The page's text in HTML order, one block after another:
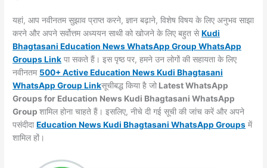
यहां, आप नवीनतम सुझाव प्राप्त करने, ज्ञान बढ़ाने, विशेष विषय के लिए अनुभव साझा
करने और अपने सर्वोत्तम अध्ययन साथी को खोजने के लिए बहुत सेKudi
BhagtasaniEducation News WhatsApp Group WhatsApp
GroupsLink पा सकते हैं। इस पृष्ठ पर, हमने उन लोगों की सहायता के लिए
नवीनतम 500+ Active Education News Kudi Bhagtasani
WhatsApp Group Linkसूचीबद्ध किया है जो Latest WhatsApp
Groups for Education News Kudi Bhagtasani WhatsApp
Groupशामिल होना चाहते हैं। इसलिए, नीचे दी गई सूची की जांच करें और अपने
पसंदीदाEducation News Kudi Bhagtasani WhatsAppGroups में
शामिल हों।